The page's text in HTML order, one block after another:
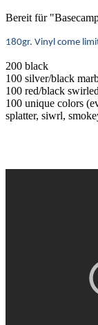
Bereit für
180gr. Vinyl come
200 black
100 silver/black
100 red/black
100 unique colors
splatter, siwrl,